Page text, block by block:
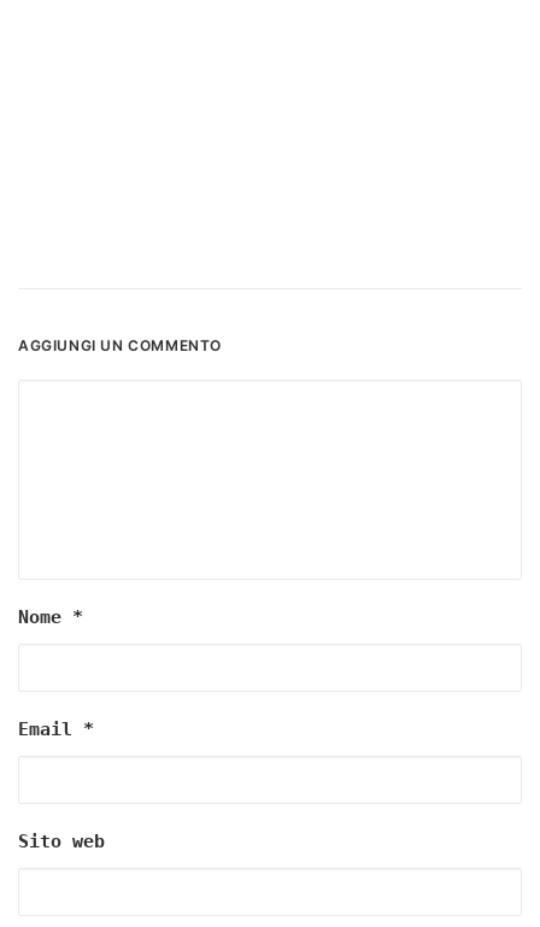
AGGIUNGI UN COMMENTO
Nome *
Email *
Sito web